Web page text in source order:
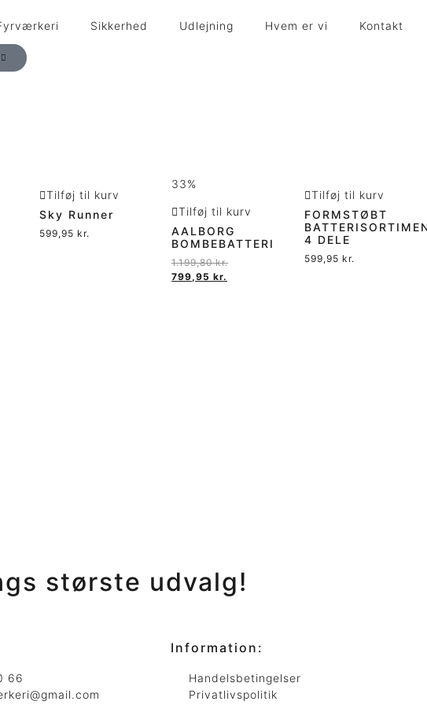
Sikkerhed Udlejning Hvem er vi Kontakt
Tilføj til kurv
Sky Runner
599,95 kr.
33%
Tilføj til kurv
AALBORG
BOMBEBATTERI
1.199,80kr.
799,95kr.
Tilføj til kurv
FORMSTØBT
4 DELE
599,95 kr.
største udvalg!
66
Information:
Handelsbetingelser
Privatlivspolitik